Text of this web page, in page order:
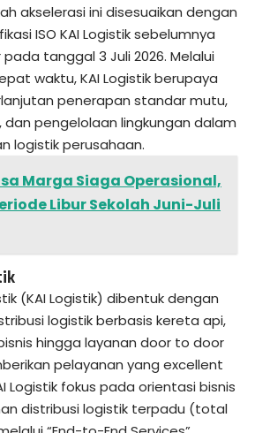
akselerasi ini disesuaikan dengan
ISO KAI Logistik sebelumnya
tanggal 3 Juli 2026. Melalui
waktu, KAI Logistik berupaya
penerapan standar mutu,
pengelolaan lingkungan dalam
logistik perusahaan.
Marga Siaga Operasional,
Libur Sekolah Juni-Juli
(KAI Logistik) dibentuk dengan
logistik berbasis kereta api,
hingga layanan door to door
pelayanan yang excellent
Logistik fokus pada orientasi bisnis
distribusi logistik terpadu (total